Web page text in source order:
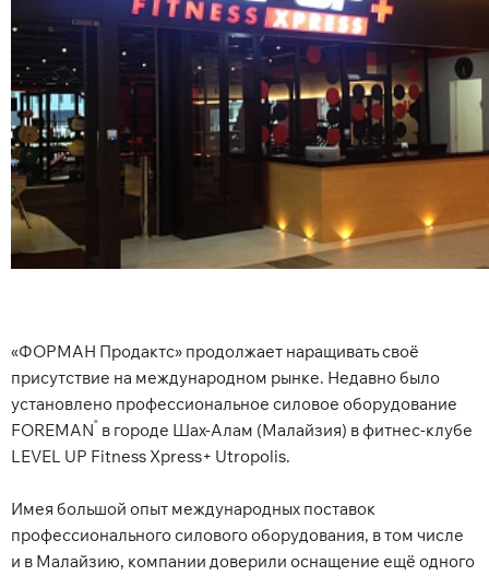
«ФОРМАН Продактс» продолжает наращивать своё
присутствие на международном рынке. Недавно было
установлено профессиональное силовое оборудование
FOREMAN® в городе Шах-Алам (Малайзия) в фитнес-клубе
LEVEL UP Fitness Xpress+ Utropolis.
Имея большой опыт международных поставок
профессионального силового оборудования, в том числе
и в Малайзию, компании доверили оснащение ещё одного